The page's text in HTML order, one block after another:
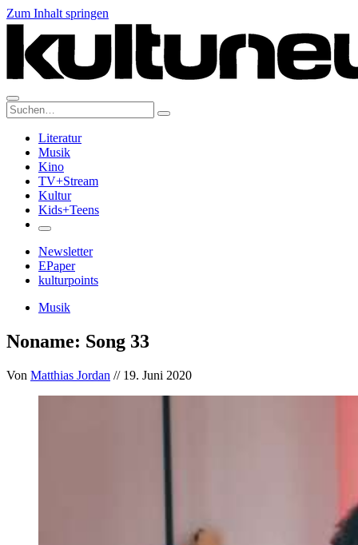
Zum Inhalt springen
Suche:
Literatur
Musik
Kino
TV+Stream
Kultur
Kids+Teens
Newsletter
EPaper
kulturpoints
Musik
Noname: Song 33
Von Matthias Jordan // 19. Juni 2020